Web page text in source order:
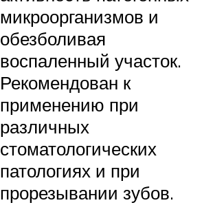
микроорганизмов и
обезболивая
воспаленный участок.
Рекомендован к
применению при
различных
стоматологических
патологиях и при
прорезывании зубов.